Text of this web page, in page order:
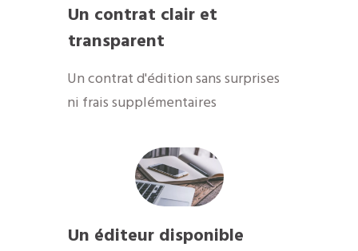
Un contrat clair et
transparent
Un contrat d'édition sans surprises
ni frais supplémentaires
Un éditeur disponible